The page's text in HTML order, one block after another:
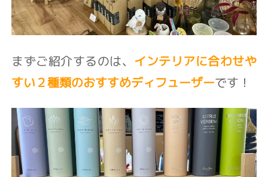
まずご紹介するのは、 インテリアに合わせや
すい２種類のおすすめディフューザーです！